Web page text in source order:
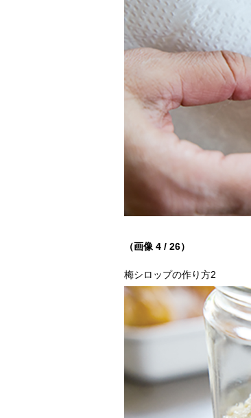
（画像 4 / 26）
梅シロップの作り方2